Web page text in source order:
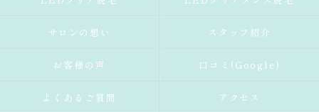
サロンの想い スタッフ紹介
お客様の声 口コミ(Google)
よくあるご質問 アクセス